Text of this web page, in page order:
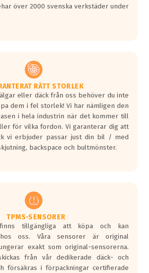
över 2000 svenska verkstäder under
RÄTT STORLEK
eller däck från oss behöver du inte
dem i fel storlek! Vi har nämligen den
i hela industrin när det kommer till
för vilka fordon. Vi garanterar dig att
vi erbjuder passar just din bil / med
backspace och bultmönster.
TPMS-SENSORER
finns tillgängliga att köpa och kan
oss. Våra sensorer är original
exakt som original-sensorerna.
från vår dedikerade däck- och
försäkras i förpackningar certifierade